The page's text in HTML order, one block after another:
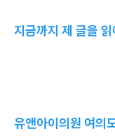
지금까지 제 글을
유앤아이의원 여의